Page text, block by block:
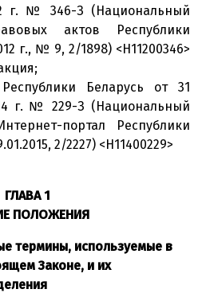
г. № 346-З (Национальный
актов Республики
г., № 9, 2/1898) <H11200346>
Беларусь от 31
г. № 229-З (Национальный
портал Республики
2/2227) <H11400229>
ГЛАВА 1
ПОЛОЖЕНИЯ
термины, используемые в
Законе, и их